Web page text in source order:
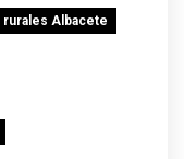
rurales Albacete